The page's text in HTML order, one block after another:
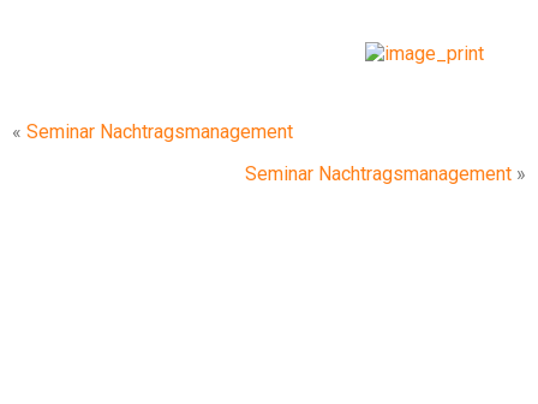
« Seminar Nachtragsmanagement
Seminar Nachtragsmanagement »